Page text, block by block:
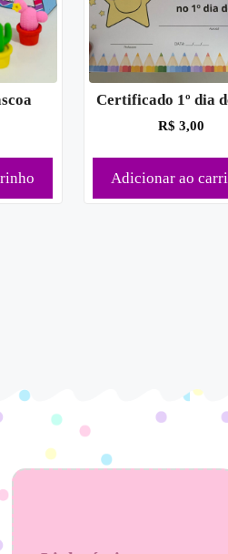
Certificado 1º dia
R$ 3,00
Adicionar ao